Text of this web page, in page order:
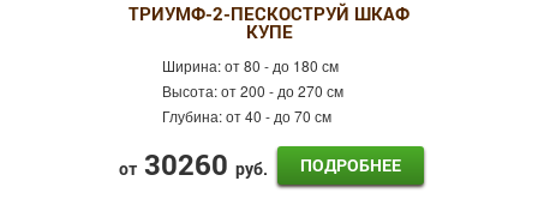
ТРИУМФ-2-ПЕСКОСТРУЙ ШКАФ
КУПЕ
Ширина:от 80 - до 180 см
Высота:от 200 - до 270 см
Глубина:от 40 - до 70 см
от 30260 руб. ПОДРОБНЕЕ